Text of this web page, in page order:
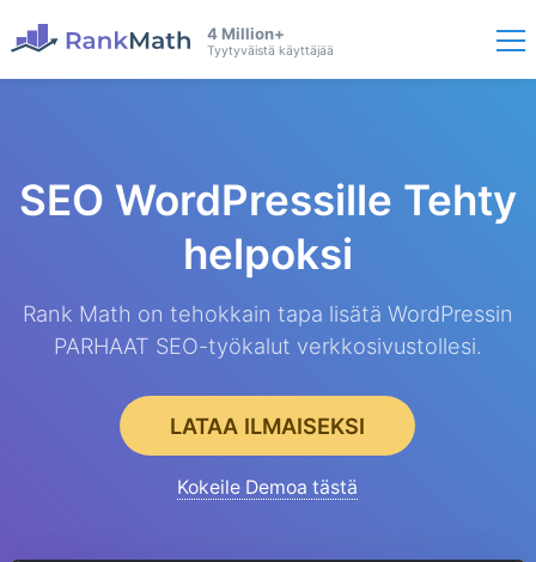
4 Million+
Tyytyväistä käyttäjää
SEO WordPressille Tehty
helpoksi
Rank Math on tehokkain tapa lisätä WordPressin
PARHAAT SEO-työkalut verkkosivustollesi.
LATAA ILMAISEKSI
Kokeile Demoa tästä